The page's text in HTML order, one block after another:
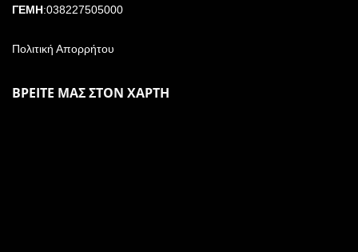
ΓΕΜΗ:038227505000
Πολιτική Απορρήτου
ΒΡΕΙΤΕ ΜΑΣ ΣΤΟΝ ΧΑΡΤΗ